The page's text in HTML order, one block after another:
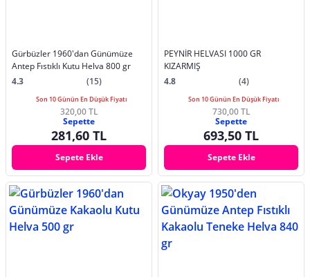
Gürbüzler 1960'dan Günümüze
Antep Fıstıklı Kutu Helva 800 gr
4.3
(15)
Son 10 Günün En Düşük Fiyatı
320,00 TL
Sepette
281,60 TL
Sepete Ekle
PEYNİR HELVASI 1000 GR
KIZARMIŞ
4.8
(4)
Son 10 Günün En Düşük Fiyatı
730,00 TL
Sepette
693,50 TL
Sepete Ekle